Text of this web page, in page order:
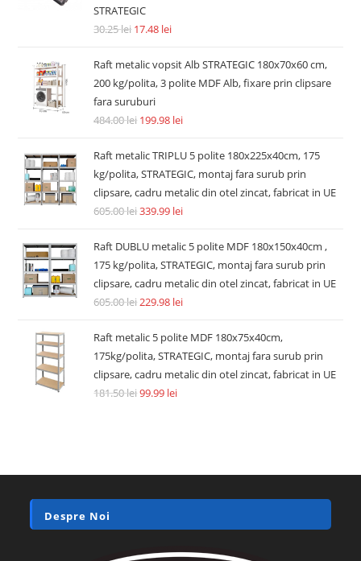
STRATEGIC
30.25lei 17.48 lei
Raft metalic vopsit Alb STRATEGIC 180x70x60 cm,
200 kg/polita, 3 polite MDF Alb, fixare prin clipsare
fara suruburi
484.00lei 199.98 lei
Raft metalic TRIPLU 5 polite 180x225x40cm, 175
kg/polita, STRATEGIC, montaj fara surub prin
clipsare, cadru metalic din otel zincat, fabricat in UE
605.00lei339.99 lei
Raft DUBLU metalic 5 polite MDF 180x150x40cm ,
175 kg/polita, STRATEGIC, montaj fara surub prin
clipsare, cadru metalic din otel zincat, fabricat in UE
605.00lei229.98 lei
Raft metalic 5 polite MDF 180x75x40cm,
175kg/polita, STRATEGIC, montaj fara surub prin
clipsare, cadru metalic din otel zincat, fabricat in UE
181.50lei99.99 lei
Despre Noi